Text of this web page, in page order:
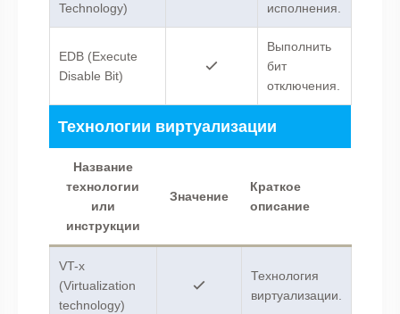
Technology)
исполнения.
EDB (Execute
Disable Bit)
Выполнить
бит
отключения.
Технологии виртуализации
Название
технологии
или
инструкции
Значение
Краткое
описание
VT-x
(Virtualization
technology)
Технология
виртуализации.